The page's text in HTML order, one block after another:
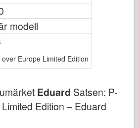
modell
over Europe Limited Edition
Eduard Satsen: P-
Edition – Eduard